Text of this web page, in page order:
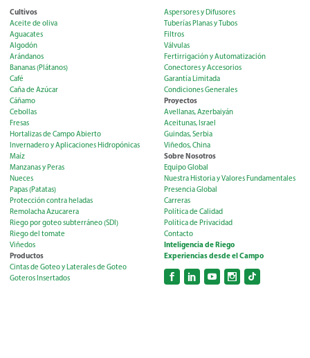
Cultivos
Aceite de oliva
Aguacates
Algodón
Arándanos
Bananas (Plátanos)
Café
Caña de Azúcar
Cáñamo
Cebollas
Fresas
Hortalizas de Campo Abierto
Invernadero y Aplicaciones Hidropónicas
Maíz
Manzanas y Peras
Nueces
Papas (Patatas)
Protección contra heladas
Remolacha Azucarera
Riego por goteo subterráneo (SDI)
Riego del tomate
Viñedos
Productos
Cintas de Goteo y Laterales de Goteo
Goteros Insertados
Aspersores y Difusores
Tuberías Planas y Tubos
Filtros
Válvulas
Fertirrigación y Automatización
Conectores y Accesorios
Garantía Limitada
Condiciones Generales
Proyectos
Avellanas, Azerbaiyán
Aceitunas, Israel
Guindas, Serbia
Viñedos, China
Sobre Nosotros
Equipo Global
Nuestra Historia y Valores Fundamentales
Presencia Global
Carreras
Política de Calidad
Política de Privacidad
Contacto
Inteligencia de Riego
Experiencias desde el Campo